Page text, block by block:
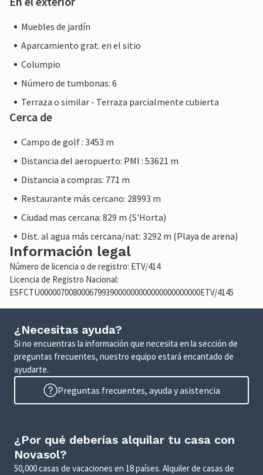
Muebles de jardín
Aparcamiento grat. en el sitio
Columpio
Número de tumbonas: 6
Terraza o similar - Terraza parcialmente cubierta
Cerca de
Campo de golf : 3453 m
Distancia del aeropuerto: PMI : 53621 m
Distancia a compras: 771 m
Restaurante más cercano: 28993 m
Ciudad mas cercana: 829 m (S'Horta)
Dist. al agua más cercana/nat: 3292 m (Playa de arena)
Información legal
Número de licencia o de registro: ETV/414
Licencia de Registro Nacional:
ESFCTU000007008000679939000000000000000000000ETV/4145
¿Necesitas ayuda?
Si no encuentras la información que necesita en la sección de
preguntas frecuentes, nuestro equipo estará encantado de
ayudarte.
Preguntas frecuentes, ayuda y asistencia
¿Por qué deberías alquilar tu casa con
Novasol?
50,000 casas de vacaciones en 18 países. Alquiler de casas de